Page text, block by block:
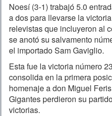
Noesí (3-1) trabajó 5.0
a dos para llevarse la
relevistas que incluyeron al
se anotó su salvamento
el importado Sam Gaviglio.
Esta fue la victoria número
consolida en la primera
homenaje a don Miguel
Gigantes perdieron su
victorias.